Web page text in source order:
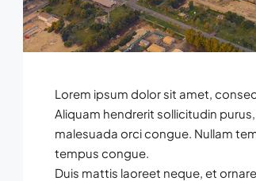
Lorem ipsum dolor sit amet,
Aliquam hendrerit sollicitudin
malesuada orci congue. Nullam
tempus congue.
Duis mattis laoreet neque, et